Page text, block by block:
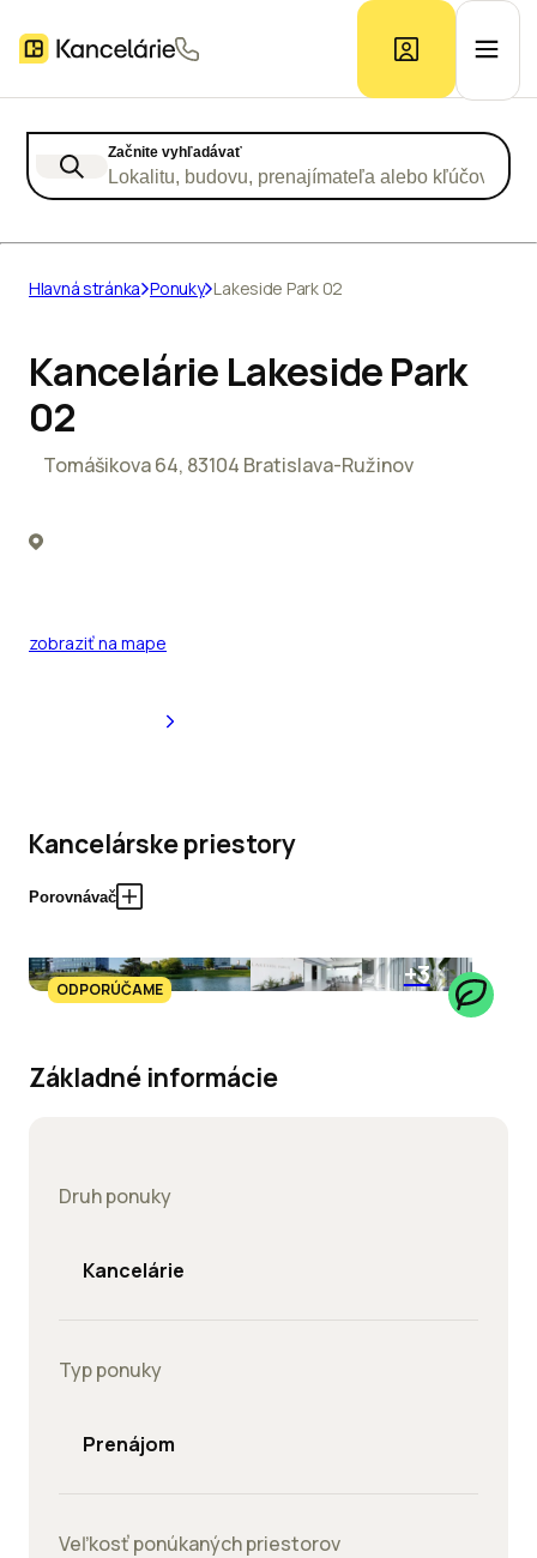
Prieskum trhu
Začnite vyhľadávať
Lokalitu, budovu, prenajímateľa alebo kľúčové
Hlavná stránka Ponuky Lakeside Park 02
Kancelárie Lakeside Park
02
Tomášikova 64, 83104 Bratislava-Ružinov
zobraziť na mape
Kancelárske priestory
Porovnávač
ODPORÚČAME +3
Základné informácie
Druh ponuky
Kancelárie
Typ ponuky
Prenájom
Veľkosť ponúkaných priestorov